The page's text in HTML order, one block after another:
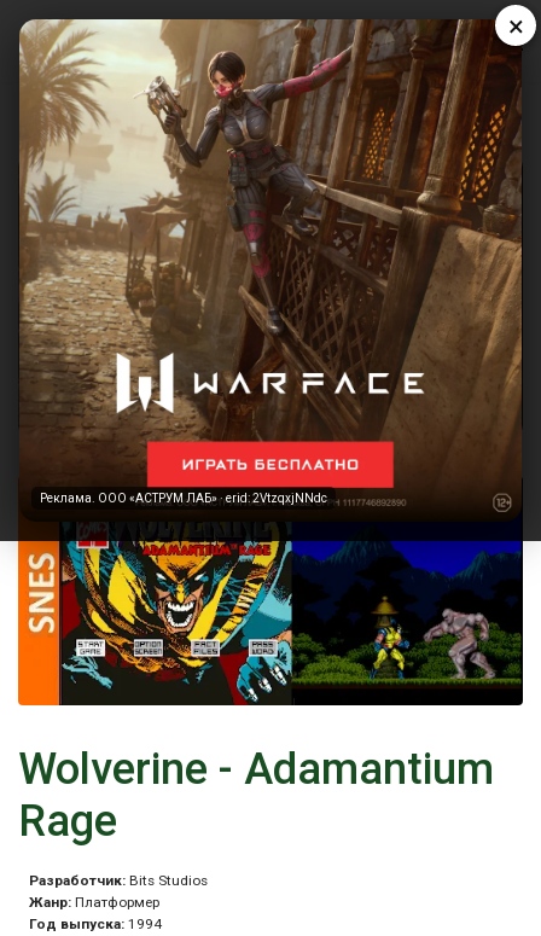
×
Реклама. ООО «АСТРУМ ЛАБ» · erid: 2VtzqxjNNdc
Реклама. ООО «АСТРУМ ЛАБ» · erid: 2VtzqxjNNdc
Wolverine - Adamantium
Rage
Разработчик: Bits Studios
Жанр: Платформер
Год выпуска: 1994